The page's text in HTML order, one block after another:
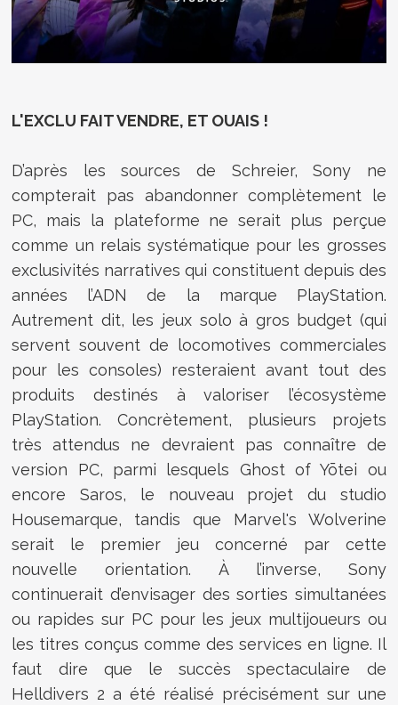
L'EXCLU FAIT VENDRE, ET OUAIS !
D’après les sources de Schreier, Sony ne
compterait pas abandonner complètement le
PC, mais la plateforme ne serait plus perçue
comme un relais systématique pour les grosses
exclusivités narratives qui constituent depuis des
années l’ADN de la marque PlayStation.
Autrement dit, les jeux solo à gros budget (qui
servent souvent de locomotives commerciales
pour les consoles) resteraient avant tout des
produits destinés à valoriser l’écosystème
PlayStation. Concrètement, plusieurs projets
très attendus ne devraient pas connaître de
version PC, parmi lesquels Ghost of Yōtei ou
encore Saros, le nouveau projet du studio
Housemarque, tandis que Marvel's Wolverine
serait le premier jeu concerné par cette
nouvelle orientation. À l’inverse, Sony
continuerait d’envisager des sorties simultanées
ou rapides sur PC pour les jeux multijoueurs ou
les titres conçus comme des services en ligne. Il
faut dire que le succès spectaculaire de
Helldivers 2 a été réalisé précisément sur une